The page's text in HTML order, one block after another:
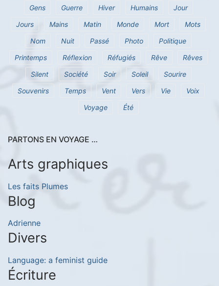
Gens
Guerre Hiver Humains
Jour
Jours
Mains Matin Monde Mort
Mots
Nom
Nuit Passé Photo
Politique
Printemps
Réflexion Réfugiés Rêve
Rêves
Silent
Société Soir Soleil
Sourire
Souvenirs
Temps Vent Vers Vie
Voix
Voyage
Été
PARTONS EN VOYAGE …
Arts graphiques
Les faits Plumes
Blog
Adrienne
Divers
Language: a feminist guide
Écriture